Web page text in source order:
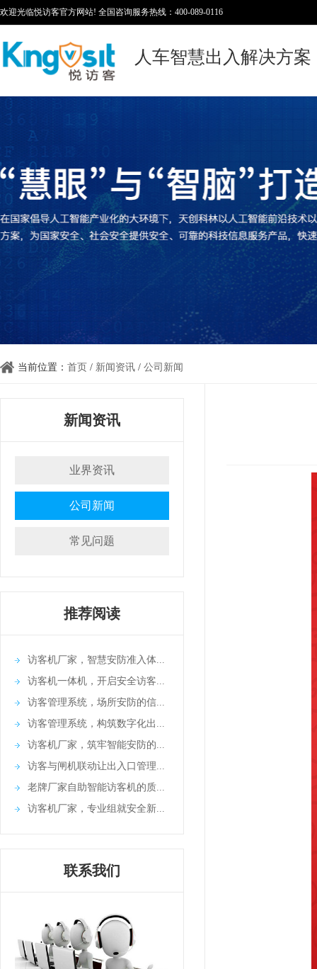
欢迎光临悦访客官方网站! 全国咨询服务热线：400-089-0116
人车智慧出入解决方案
当前位置： 首页 / 新闻资讯 / 公司新闻
新闻资讯
业界资讯
公司新闻
常见问题
推荐阅读
访客机厂家，智慧安防准入体...
访客机一体机，开启安全访客...
访客管理系统，场所安防的信...
访客管理系统，构筑数字化出...
访客机厂家，筑牢智能安防的...
访客与闸机联动让出入口管理...
老牌厂家自助智能访客机的质...
访客机厂家，专业组就安全新...
联系我们